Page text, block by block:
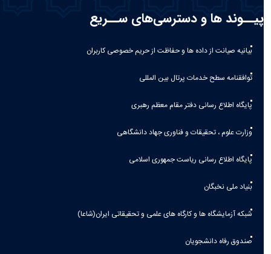
پیــوند ها و دسترسی‌های ســریع
بیانیه صيانت از داده ها و حفاظت از حريم خصوصی كاربران
توافقنامه سطح خدمات پرتال بین المللی
پایگاه اطلاع رسانی دفتر مقام معظم رهبری
وزارت علوم ، تحقیقات و فناوری جهاد دانشگاهی
پایگاه اطلاع رسانی ریاست جمهوری اسلامی
بنیاد ملی نخبگان
شبکه آزمایشگاه ها و کارگاه های علمی و تحقیقاتی ایران(شاعا)
صندوق رفاه دانشجویان